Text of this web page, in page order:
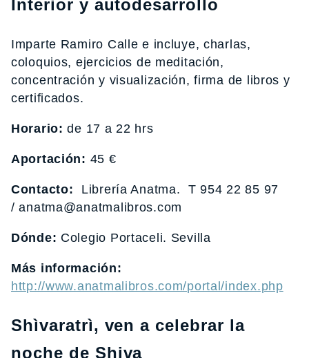
Interior y autodesarrollo
Imparte Ramiro Calle e incluye, charlas,
coloquios, ejercicios de meditación,
concentración y visualización, firma de libros y
certificados.
Horario:de 17 a 22 hrs
Aportación: 45 €
Contacto:
Librería Anatma. T 954 22 85 97
/ anatma@anatmalibros.com
Dónde: Colegio Portaceli. Sevilla
Más información:
http://www.anatmalibros.com/portal/index.php
Shìvaratrì, ven a celebrar la
noche de Shiva